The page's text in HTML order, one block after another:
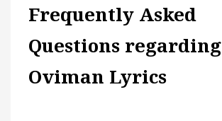
Frequently Asked
Questions regarding
Oviman Lyrics